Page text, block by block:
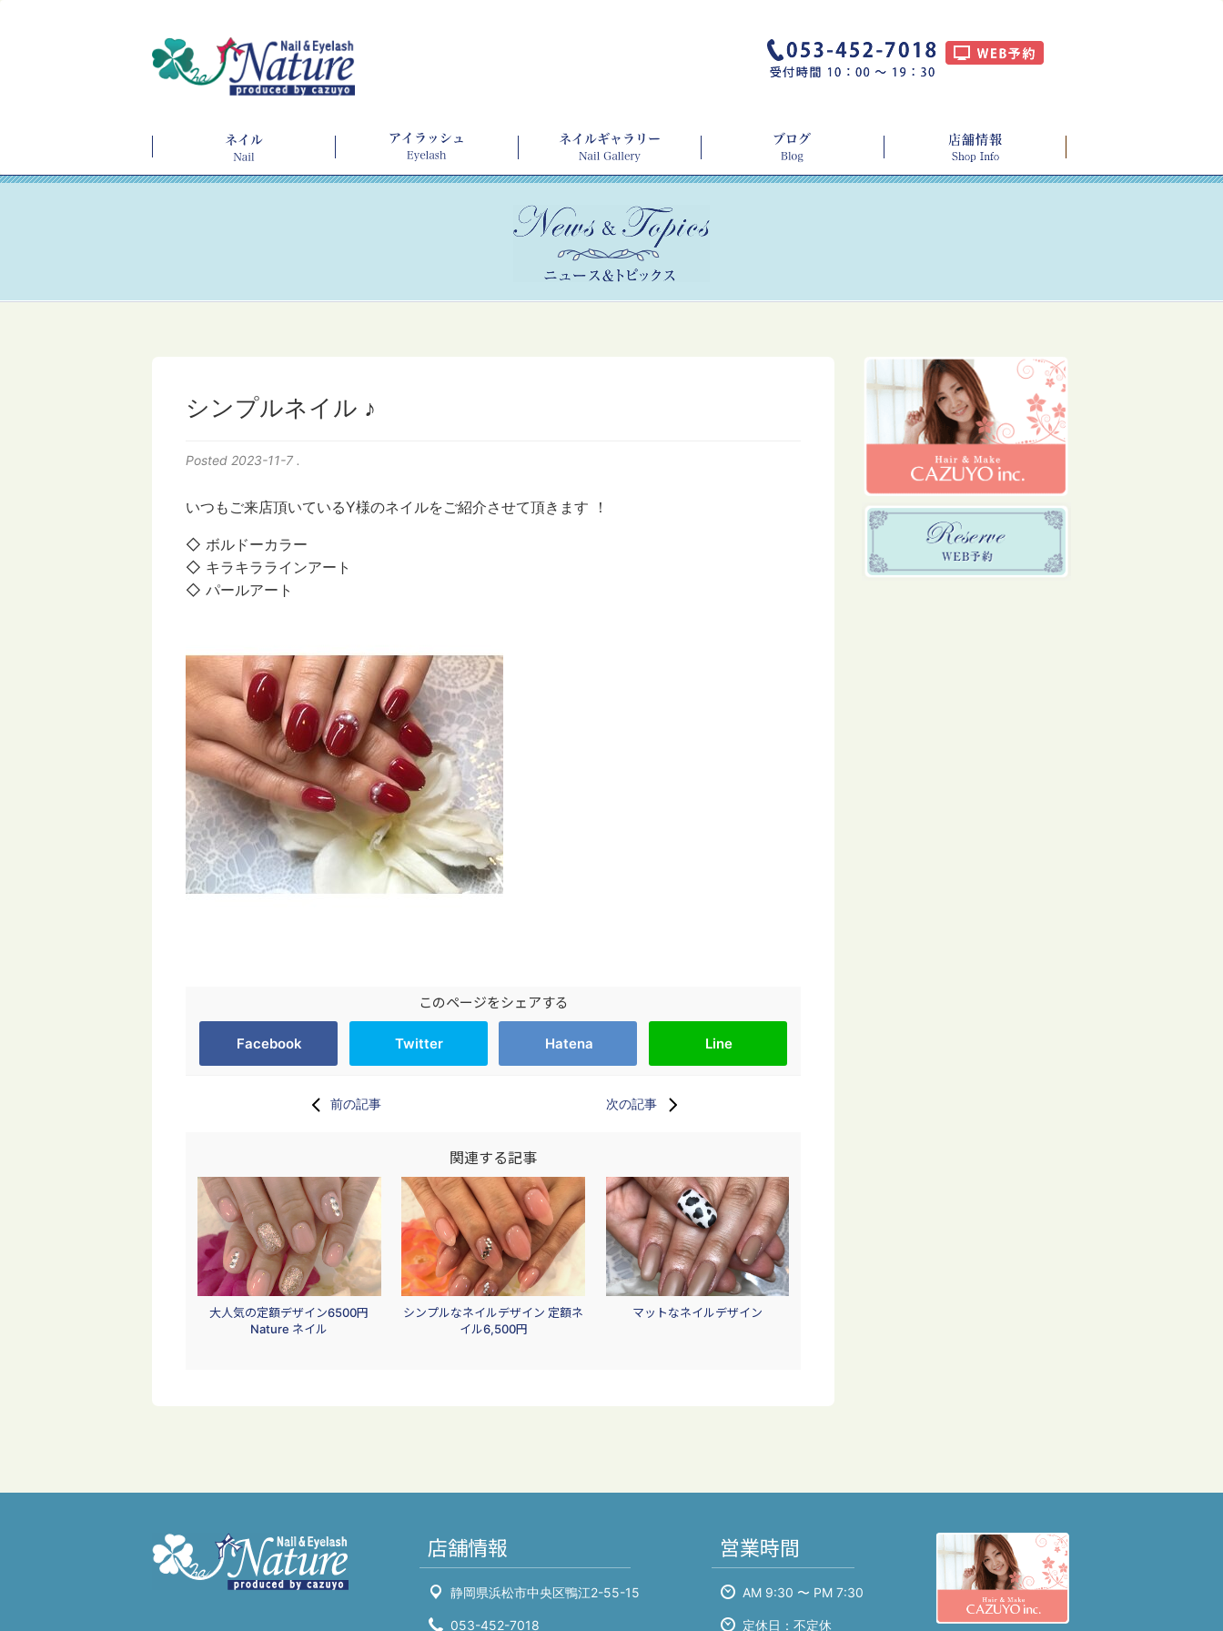
シンプルネイル ♪
Posted 2023-11-7 .
いつもご来店頂いているY様のネイルをご紹介させて頂きます ！
◇ ボルドーカラー
◇ キラキララインアート
◇ パールアート
このページをシェアする
Facebook Twitter Hatena Line
前の記事 次の記事
関連する記事
大人気の定額デザイン6500円
Nature ネイル
シンプルなネイルデザイン 定額ネ
イル6,500円
マットなネイルデザイン
店舗情報
静岡県浜松市中央区鴨江2-55-15
053-452-7018
営業時間
AM 9:30 〜 PM 7:30
定休日：不定休